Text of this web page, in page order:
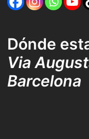
Dónde
Via
Barcelona